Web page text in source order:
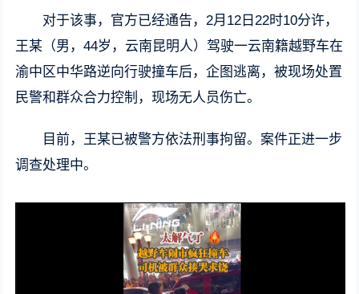
对于该事，官方已经通告，2月12日22时10分许，
王某（男，44岁，云南昆明人）驾驶一云南籍越野车在
渝中区中华路逆向行驶撞车后，企图逃离，被现场处置
民警和群众合力控制，现场无人员伤亡。
目前，王某已被警方依法刑事拘留。案件正进一步
调查处理中。